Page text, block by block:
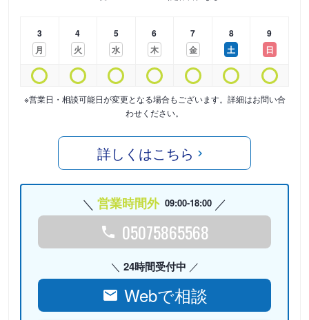
3
月
4
火
5
水
6
木
7
金
8
土
9
日
※営業日・相談可能日が変更となる場合もございます。詳細はお問い合
わせください。
詳しくはこちら
営業時間外 09:00-18:00
05075865568
24時間受付中
Webで相談